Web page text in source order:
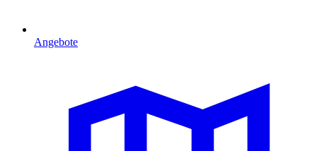
Angebote